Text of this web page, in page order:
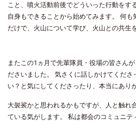
こと、噴火活動前後でどういった行動をす
自身もできることから始めてみます。 何も
だけで、火山について学び、火山との共生
またこの1ヵ月で先輩隊員・役場の皆さん
ださいました。 気さくに話しかけてくださ
い？と気にしてくださったり、本当にあり
大袈裟かと思われるかもですが、人と触れ
ている気がします。 私は都会のコミュニテ